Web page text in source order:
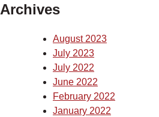
Archives
August 2023
July 2023
July 2022
June 2022
February 2022
January 2022